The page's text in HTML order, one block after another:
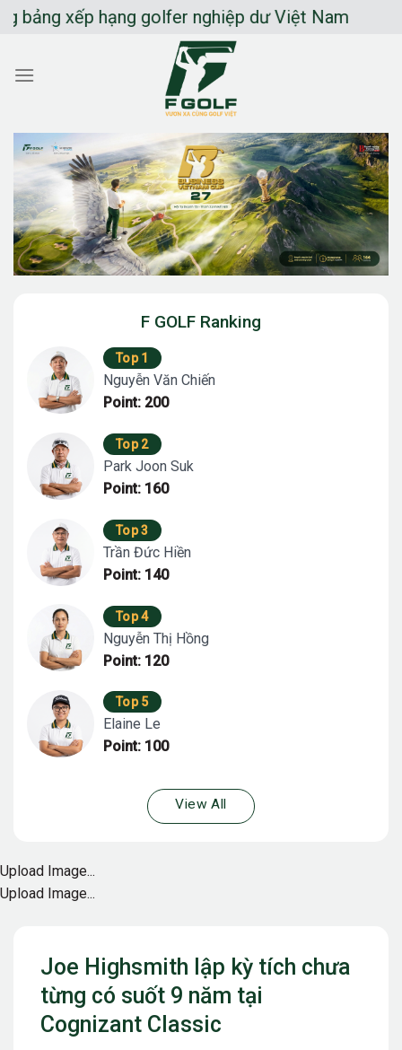
Chuyển
dung
xếp hạng golfer nghiệp dư Việt Nam
Joe Highsmith lập kỳ tích chưa
từng có suốt 9 năm tại
Cognizant Classic
F GOLF Ranking
Top 1
Nguyễn Văn Chiến
Point: 200
Top 2
Park Joon Suk
Point: 160
Top 3
Trần Đức Hiền
Point: 140
Top 4
Nguyễn Thị Hồng
Point: 120
Top 5
Elaine Le
Point: 100
View All
Upload Image...
Upload Image...